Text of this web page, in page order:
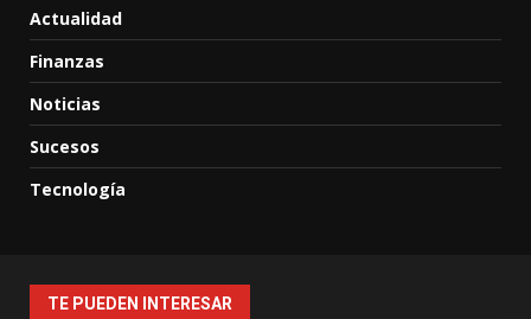
Actualidad
Finanzas
Noticias
Sucesos
Tecnología
TE PUEDEN INTERESAR